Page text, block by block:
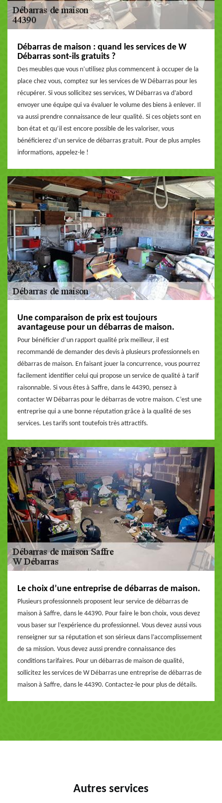
Débarras de maison : quand les services de W
Débarras sont-ils gratuits ?
Des meubles que vous n’utilisez plus commencent à occuper de la
place chez vous, comptez sur les services de W Débarras pour les
récupérer. Si vous sollicitez ses services, W Débarras va d’abord
envoyer une équipe qui va évaluer le volume des biens à enlever. Il
va aussi prendre connaissance de leur qualité. Si ces objets sont en
bon état et qu’il est encore possible de les valoriser, vous
bénéficierez d’un service de débarras gratuit. Pour de plus amples
informations, appelez-le !
Une comparaison de prix est toujours
avantageuse pour un débarras de maison.
Pour bénéficier d’un rapport qualité prix meilleur, il est
recommandé de demander des devis à plusieurs professionnels en
débarras de maison. En faisant jouer la concurrence, vous pourrez
facilement identifier celui qui propose un service de qualité à tarif
raisonnable. Si vous êtes à Saffre, dans le 44390, pensez à
contacter W Débarras pour le débarras de votre maison. C’est une
entreprise qui a une bonne réputation grâce à la qualité de ses
services. Les tarifs sont toutefois très attractifs.
Le choix d’une entreprise de débarras de maison.
Plusieurs professionnels proposent leur service de débarras de
maison à Saffre, dans le 44390. Pour faire le bon choix, vous devez
vous baser sur l’expérience du professionnel. Vous devez aussi vous
renseigner sur sa réputation et son sérieux dans l’accomplissement
de sa mission. Vous devez aussi prendre connaissance des
conditions tarifaires. Pour un débarras de maison de qualité,
sollicitez les services de W Débarras une entreprise de débarras de
maison à Saffre, dans le 44390. Contactez-le pour plus de détails.
Autres services